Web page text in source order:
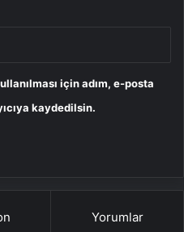
için adım, e-posta
kaydedilsin.
Yorumlar